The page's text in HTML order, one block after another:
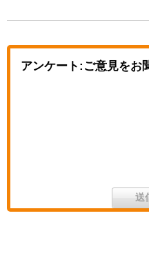
アンケート:ご意見をお